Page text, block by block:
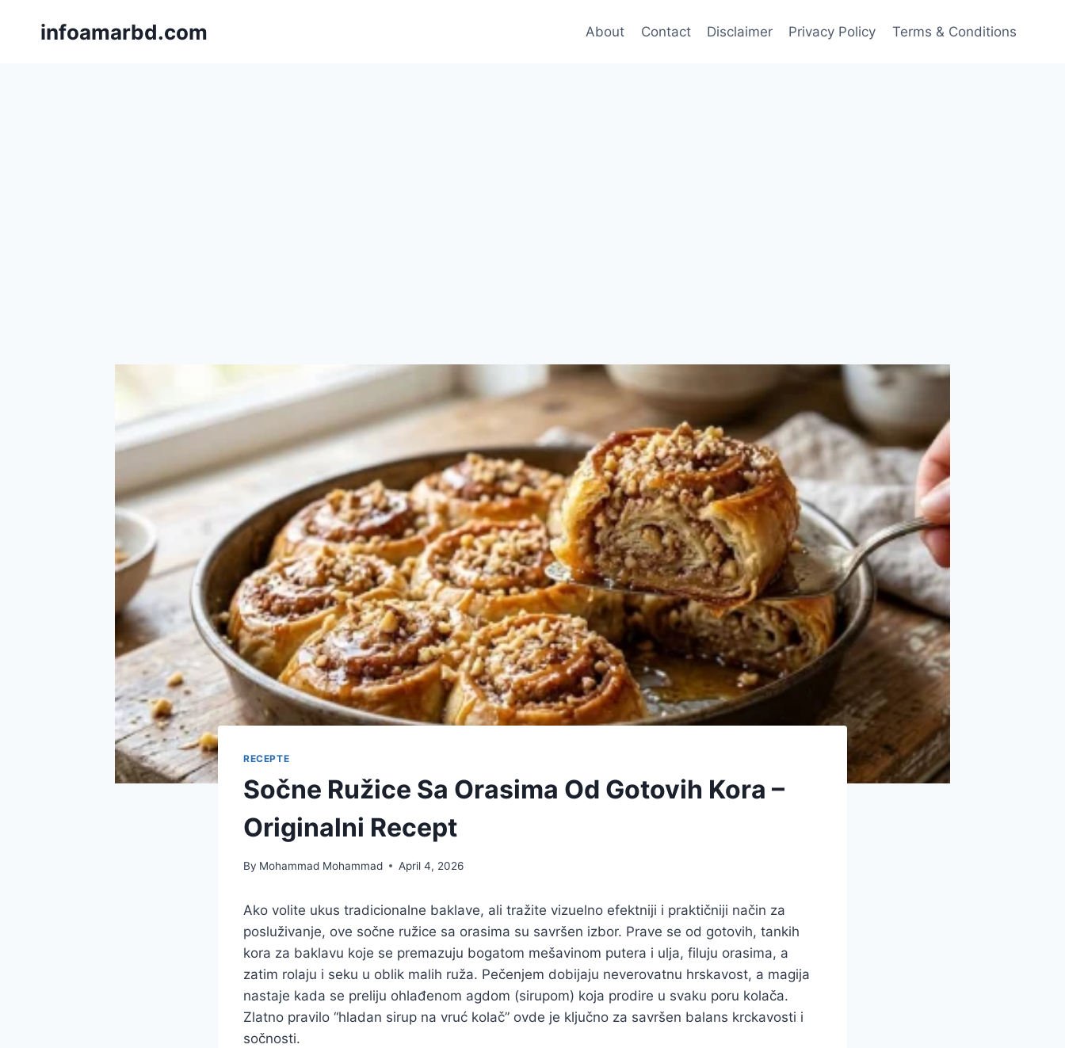
infoamarbd.com About Contact Disclaimer Privacy Policy Terms & Conditions
RECEPTE
Sočne Ružice Sa Orasima Od Gotovih Kora –
Originalni Recept
By Mohammad Mohammad April 4, 2026
Ako volite ukus tradicionalne baklave, ali tražite vizuelno efektniji i praktičniji način za
posluživanje, ove sočne ružice sa orasima su savršen izbor. Prave se od gotovih, tankih
kora za baklavu koje se premazuju bogatom mešavinom putera i ulja, filuju orasima, a
zatim rolaju i seku u oblik malih ruža. Pečenjem dobijaju neverovatnu hrskavost, a magija
nastaje kada se preliju ohlađenom agdom (sirupom) koja prodire u svaku poru kolača.
Zlatno pravilo “hladan sirup na vruć kolač” ovde je ključno za savršen balans krckavosti i
sočnosti.